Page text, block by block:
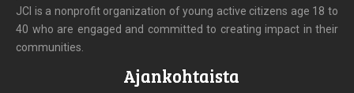
JCI is a nonprofit organization of young active citizens age 18 to
40 who are engaged and committed to creating impact in their
communities.
Ajankohtaista